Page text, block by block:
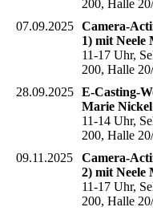
200, Halle
07.09.2025 Camera-
1) mit Neele
11-17 Uhr,
200, Halle
28.09.2025 E-Casting-
Marie Nickel
11-14 Uhr,
200, Halle
09.11.2025
Camera-
2) mit Neele
11-17 Uhr,
200, Halle